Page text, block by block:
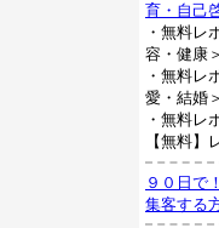
育・自己
・無料レ
容・健康＞
・無料レ
愛・結婚＞
・無料レ
【無料】
９０日で
集客する